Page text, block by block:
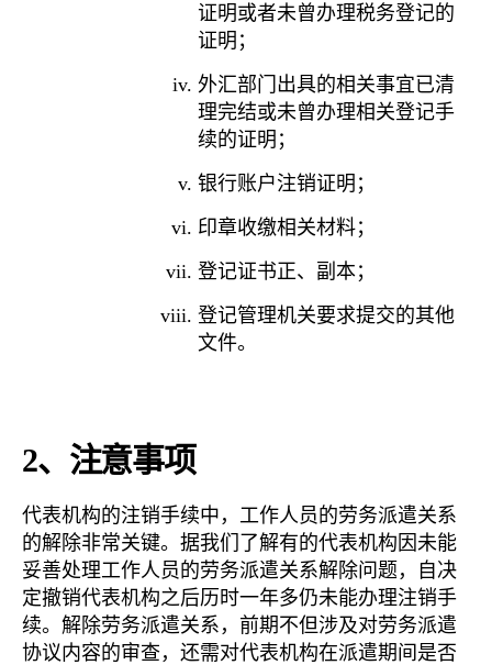
证明或者未曾办理税务登记的
证明；
外汇部门出具的相关事宜已清
理完结或未曾办理相关登记手
续的证明；
银行账户注销证明；
印章收缴相关材料；
登记证书正、副本；
登记管理机关要求提交的其他
文件。
2、注意事项
代表机构的注销手续中，工作人员的劳务派遣关系
的解除非常关键。据我们了解有的代表机构因未能
妥善处理工作人员的劳务派遣关系解除问题，自决
定撤销代表机构之后历时一年多仍未能办理注销手
续。解除劳务派遣关系，前期不但涉及对劳务派遣
协议内容的审查，还需对代表机构在派遣期间是否